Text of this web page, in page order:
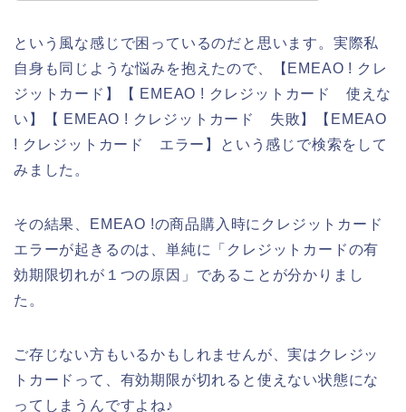
という風な感じで困っているのだと思います。実際私
自身も同じような悩みを抱えたので、【EMEAO ! クレ
ジットカード】【 EMEAO ! クレジットカード 使えな
い】【 EMEAO ! クレジットカード 失敗】【EMEAO
! クレジットカード エラー】という感じで検索をして
みました。
その結果、EMEAO !の商品購入時にクレジットカード
エラーが起きるのは、単純に「クレジットカードの有
効期限切れが１つの原因」であることが分かりまし
た。
ご存じない方もいるかもしれませんが、実はクレジッ
トカードって、有効期限が切れると使えない状態にな
ってしまうんですよね♪